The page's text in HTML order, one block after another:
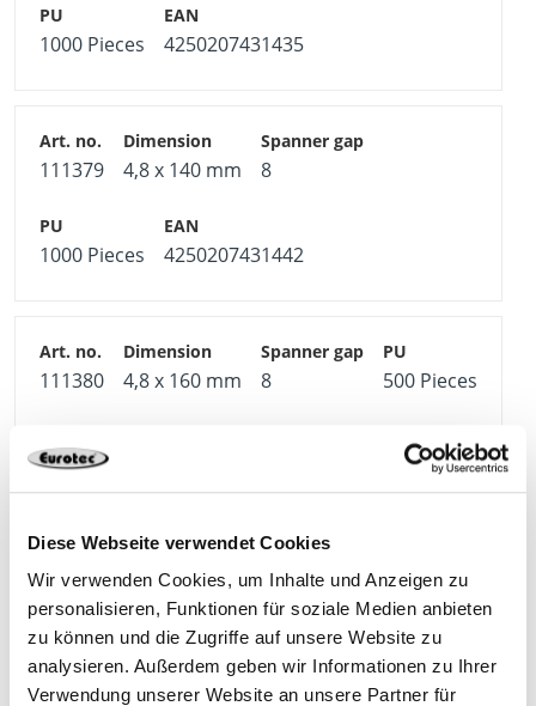
Diese Webseite verwendet Cookies
Wir verwenden Cookies, um Inhalte und Anzeigen zu
personalisieren, Funktionen für soziale Medien anbieten
zu können und die Zugriffe auf unsere Website zu
analysieren. Außerdem geben wir Informationen zu Ihrer
Verwendung unserer Website an unsere Partner für
1000 Pieces 4250207431435
111379 4,8 x 140 mm 8
1000 Pieces 4250207431442
111380 4,8 x 160 mm 8 500 Pieces
4250207431459
111381 4,8 x 180 mm 8 500 Pieces
4250207431466